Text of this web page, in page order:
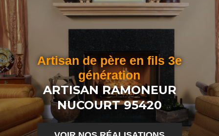
Artisan de père en fils 3e
génération
ARTISAN RAMONEUR
NUCOURT 95420